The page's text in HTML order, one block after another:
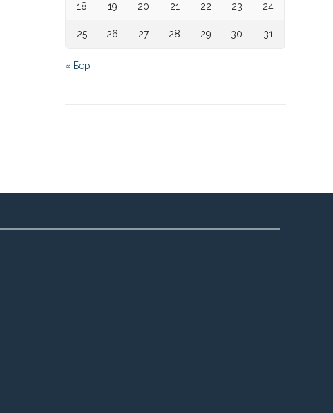
18 19 20 21 22 23 24
25 26 27 28 29 30 31
« Бер